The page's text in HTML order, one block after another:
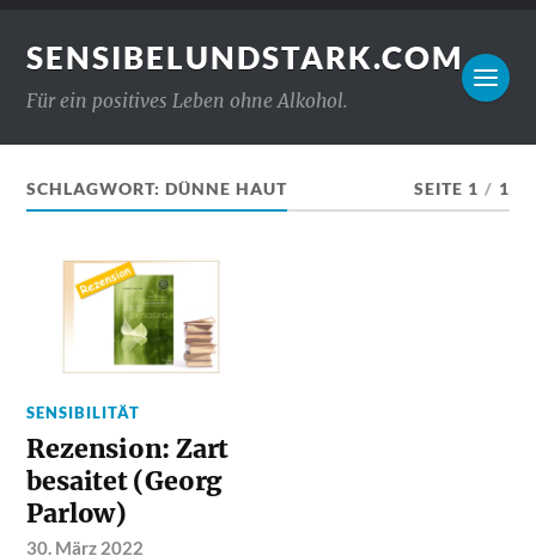
SENSIBELUNDSTARK.COM
Für ein positives Leben ohne Alkohol.
SCHLAGWORT:DÜNNE HAUT SEITE 1 / 1
SENSIBILITÄT
Rezension: Zart
besaitet (Georg
Parlow)
30. März 2022